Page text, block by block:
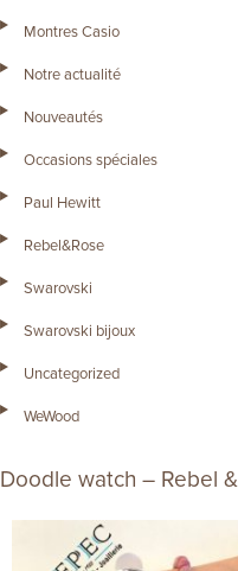
Montres Casio
Notre actualité
Nouveautés
Occasions spéciales
Paul Hewitt
Rebel&Rose
Swarovski
Swarovski bijoux
Uncategorized
WeWood
Doodle watch – Rebel